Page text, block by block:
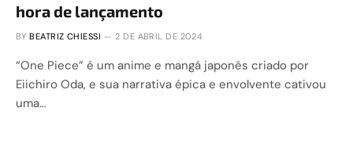
hora de lançamento
BY BEATRIZ CHIESSI 2 DE ABRIL DE 2024
“One Piece” é um anime e mangá japonês criado por
Eiichiro Oda, e sua narrativa épica e envolvente cativou
uma…